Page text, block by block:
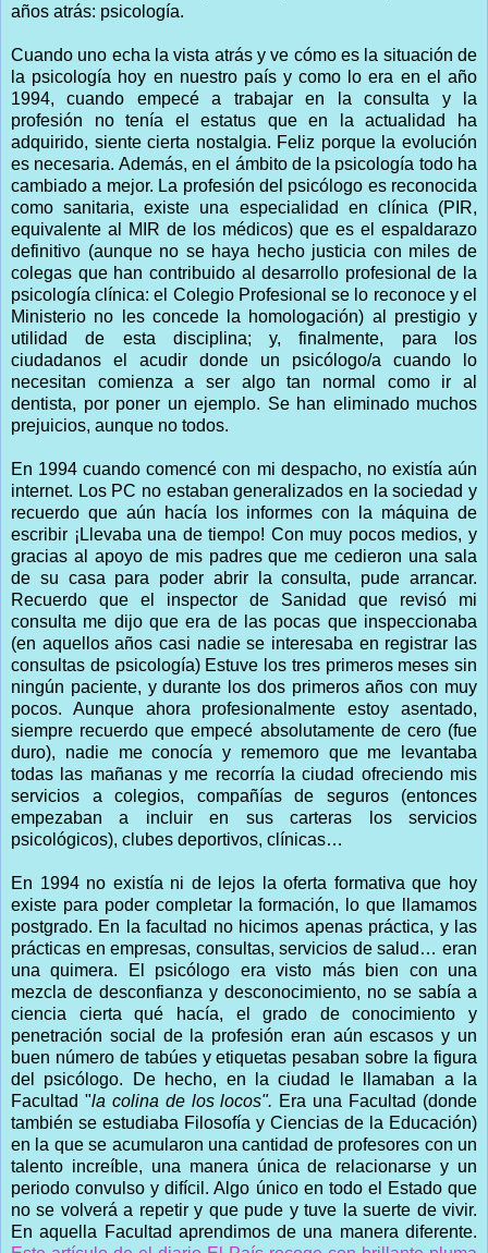
años atrás: psicología.
Cuando uno echa la vista atrás y ve cómo es la situación de
la psicología hoy en nuestro país y como lo era en el año
1994, cuando empecé a trabajar en la consulta y la
profesión no tenía el estatus que en la actualidad ha
adquirido, siente cierta nostalgia. Feliz porque la evolución
es necesaria. Además, en el ámbito de la psicología todo ha
cambiado a mejor. La profesión del psicólogo es reconocida
como sanitaria, existe una especialidad en clínica (PIR,
equivalente al MIR de los médicos) que es el espaldarazo
definitivo (aunque no se haya hecho justicia con miles de
colegas que han contribuido al desarrollo profesional de la
psicología clínica: el Colegio Profesional se lo reconoce y el
Ministerio no les concede la homologación) al prestigio y
utilidad de esta disciplina; y, finalmente, para los
ciudadanos el acudir donde un psicólogo/a cuando lo
necesitan comienza a ser algo tan normal como ir al
dentista, por poner un ejemplo. Se han eliminado muchos
prejuicios, aunque no todos.
En 1994 cuando comencé con mi despacho, no existía aún
internet. Los PC no estaban generalizados en la sociedad y
recuerdo que aún hacía los informes con la máquina de
escribir ¡Llevaba una de tiempo! Con muy pocos medios, y
gracias al apoyo de mis padres que me cedieron una sala
de su casa para poder abrir la consulta, pude arrancar.
Recuerdo que el inspector de Sanidad que revisó mi
consulta me dijo que era de las pocas que inspeccionaba
(en aquellos años casi nadie se interesaba en registrar las
consultas de psicología) Estuve los tres primeros meses sin
ningún paciente, y durante los dos primeros años con muy
pocos. Aunque ahora profesionalmente estoy asentado,
siempre recuerdo que empecé absolutamente de cero (fue
duro), nadie me conocía y rememoro que me levantaba
todas las mañanas y me recorría la ciudad ofreciendo mis
servicios a colegios, compañías de seguros (entonces
empezaban a incluir en sus carteras los servicios
psicológicos), clubes deportivos, clínicas…
En 1994 no existía ni de lejos la oferta formativa que hoy
existe para poder completar la formación, lo que llamamos
postgrado. En la facultad no hicimos apenas práctica, y las
prácticas en empresas, consultas, servicios de salud… eran
una quimera. El psicólogo era visto más bien con una
mezcla de desconfianza y desconocimiento, no se sabía a
ciencia cierta qué hacía, el grado de conocimiento y
penetración social de la profesión eran aún escasos y un
buen número de tabúes y etiquetas pesaban sobre la figura
del psicólogo. De hecho, en la ciudad le llamaban a la
Facultad "la colina de los locos". Era una Facultad (donde
también se estudiaba Filosofía y Ciencias de la Educación)
en la que se acumularon una cantidad de profesores con un
talento increíble, una manera única de relacionarse y un
periodo convulso y difícil. Algo único en todo el Estado que
no se volverá a repetir y que pude y tuve la suerte de vivir.
En aquella Facultad aprendimos de una manera diferente.